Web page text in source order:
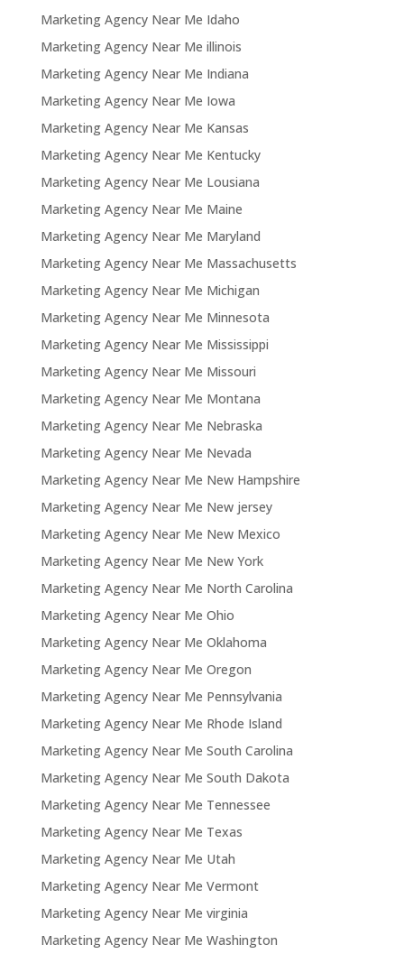
Marketing Agency Near Me Idaho
Marketing Agency Near Me illinois
Marketing Agency Near Me Indiana
Marketing Agency Near Me Iowa
Marketing Agency Near Me Kansas
Marketing Agency Near Me Kentucky
Marketing Agency Near Me Lousiana
Marketing Agency Near Me Maine
Marketing Agency Near Me Maryland
Marketing Agency Near Me Massachusetts
Marketing Agency Near Me Michigan
Marketing Agency Near Me Minnesota
Marketing Agency Near Me Mississippi
Marketing Agency Near Me Missouri
Marketing Agency Near Me Montana
Marketing Agency Near Me Nebraska
Marketing Agency Near Me Nevada
Marketing Agency Near Me New Hampshire
Marketing Agency Near Me New jersey
Marketing Agency Near Me New Mexico
Marketing Agency Near Me New York
Marketing Agency Near Me North Carolina
Marketing Agency Near Me Ohio
Marketing Agency Near Me Oklahoma
Marketing Agency Near Me Oregon
Marketing Agency Near Me Pennsylvania
Marketing Agency Near Me Rhode Island
Marketing Agency Near Me South Carolina
Marketing Agency Near Me South Dakota
Marketing Agency Near Me Tennessee
Marketing Agency Near Me Texas
Marketing Agency Near Me Utah
Marketing Agency Near Me Vermont
Marketing Agency Near Me virginia
Marketing Agency Near Me Washington